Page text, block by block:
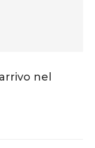
nel